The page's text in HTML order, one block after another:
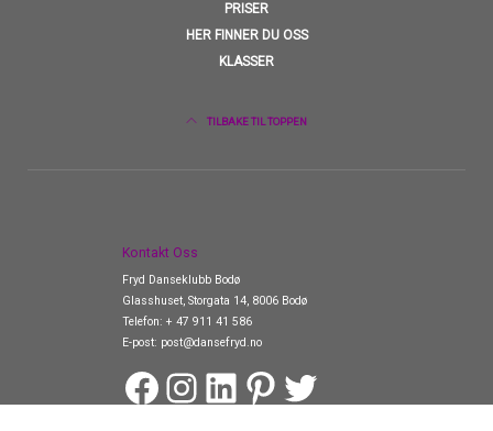
PRISER
HER FINNER DU OSS
KLASSER
TILBAKE TIL TOPPEN
Kontakt Oss
Fryd Danseklubb Bodø
Glasshuset, Storgata 14, 8006 Bodø
Telefon: + 47 911 41 586
E-post: post@dansefryd.no
Facebook
Instagram
LinkedIn
Pinterest
Twitter